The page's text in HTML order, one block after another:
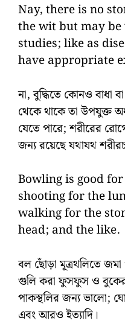
Nay, there is no
the wit but may
studies; like as
have appropriate
না, বুদ্ধিতে কোনও বাধা
থেকে থাকে তা উপযুক্ত
যেতে পারে; শরীরের
জন্য রয়েছে যথাযথ
Bowling is good
shooting for the
walking for the
head; and the like.
বল ছোঁড়া মূত্রথলিতে
গুলি করা ফুসফুস ও বুকের
পাকস্থলির জন্য ভালো;
এবং আরও ইত্যাদি।